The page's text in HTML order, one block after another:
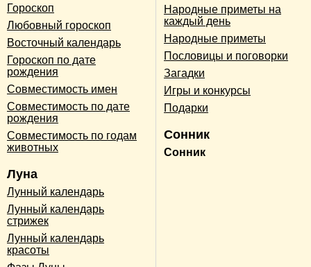
Гороскоп
Любовный гороскоп
Восточный календарь
Гороскоп по дате
рождения
Совместимость имен
Совместимость по дате
рождения
Совместимость по годам
животных
Луна
Лунный календарь
Лунный календарь
стрижек
Лунный календарь
красоты
Народные приметы на
каждый день
Народные приметы
Пословицы и поговорки
Загадки
Игры и конкурсы
Подарки
Сонник
Сонник